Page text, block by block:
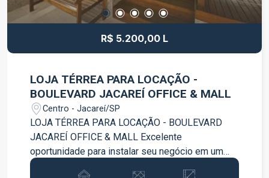
R$ 5.200,00 L
LOJA TÉRREA PARA LOCAÇÃO -
BOULEVARD JACAREÍ OFFICE & MALL
Centro - Jacareí/SP
LOJA TÉRREA PARA LOCAÇÃO - BOULEVARD
JACAREÍ OFFICE & MALL Excelente
oportunidade para instalar seu negócio em um
dos empreendimentos comerciais mais